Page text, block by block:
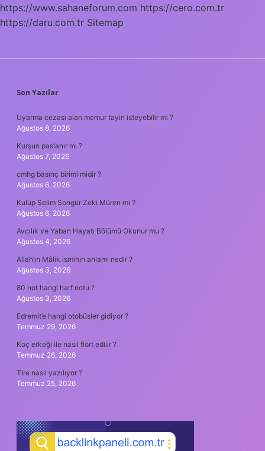
https://www.sahaneforum.com https://cero.com.tr
https://daru.com.tr Sitemap
SIDEBAR
Son Yazılar
Uyarma cezası alan memur tayin isteyebilir mi ?
Ağustos 8, 2026
Kurşun paslanır mı ?
Ağustos 7, 2026
cmhg basınç birimi midir ?
Ağustos 6, 2026
Kulüp Selim Songür Zeki Müren mi ?
Ağustos 6, 2026
Avcılık ve Yaban Hayatı Bölümü Okunur mu ?
Ağustos 4, 2026
Allah’ın Mâlik isminin anlamı nedir ?
Ağustos 3, 2026
80 not hangi harf notu ?
Ağustos 3, 2026
Edremit’e hangi otobüsler gidiyor ?
Temmuz 29, 2026
Koç erkeği ile nasıl flört edilir ?
Temmuz 26, 2026
Tire nasıl yazılıyor ?
Temmuz 25, 2026